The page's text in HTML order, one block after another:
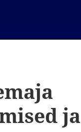
ja